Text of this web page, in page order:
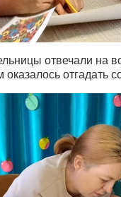
отвечали на
отгадать